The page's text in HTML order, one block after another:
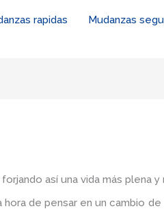
rapidas Mudanzas
así una vida más plena y
de pensar en un cambio de